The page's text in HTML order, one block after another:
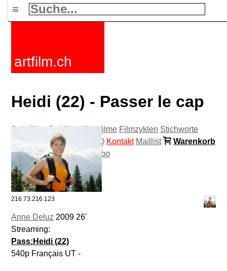
≡
artfilm.ch
Heidi (22) - Passer le cap
Anne Deluz 2009 26'
Streaming:
Pass:Heidi (22)
540p Français UT -
Spielfilme Dokfilme Kurzfilme Filmzyklen Stichworte
Nachrichten F-Rated FAQ Kontakt Maillist
Warenkorb
AGB KaufenAktivieren Abo
216.73.216.123